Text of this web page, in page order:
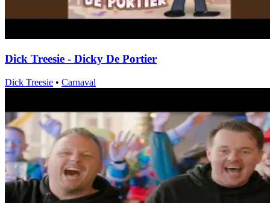
Dick Treesie - Dicky De Portier
Dick Treesie • Carnaval